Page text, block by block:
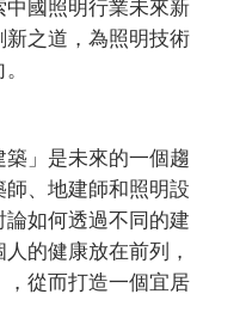
國照明行業未來新
之道，為照明技術
」是未來的一個趨
、地建師和照明設
如何透過不同的建
的健康放在前列，
從而打造一個宜居